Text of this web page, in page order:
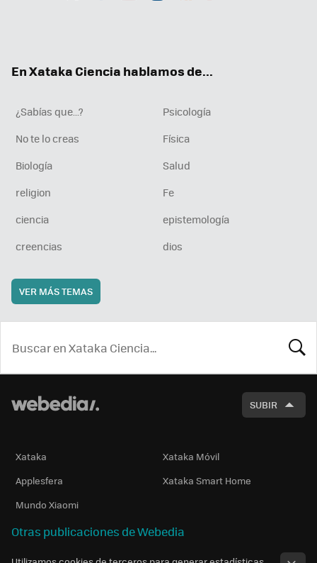
En Xataka Ciencia hablamos de...
¿Sabías que...?
Psicología
No te lo creas
Física
Biología
Salud
religion
Fe
ciencia
epistemología
creencias
dios
VER MÁS TEMAS
SUBIR
Xataka
Xataka Móvil
Applesfera
Xataka Smart Home
Mundo Xiaomi
Otras publicaciones de Webedia